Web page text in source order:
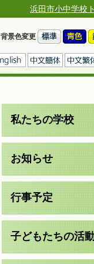
浜田市小中学校
背景色変更
私たちの学校
お知らせ
行事予定
子どもたちの活